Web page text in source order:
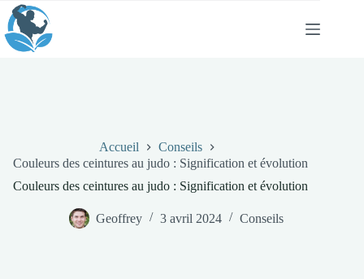
Passer
au
contenu
Accueil
Conseils
Couleurs des ceintures au judo : Signification et évolution
Couleurs des ceintures au judo : Signification et évolution
Geoffrey 3 avril 2024 Conseils